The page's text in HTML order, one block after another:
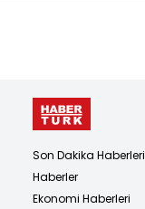
Son Dakika Haberleri
Haberler
Ekonomi Haberleri